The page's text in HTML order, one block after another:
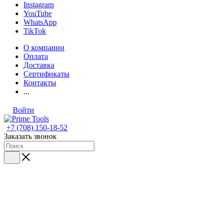
Instagram
YouTube
WhatsApp
TikTok
О компании
Оплата
Доставка
Сертификаты
Контакты
...
Войти
+7 (708) 150-18-52
Заказать звонок